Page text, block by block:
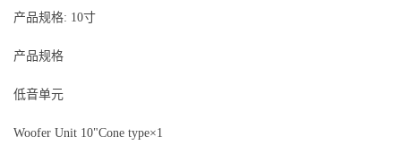
产品规格: 10寸
产品规格
低音单元
Woofer Unit 10"Cone type×1